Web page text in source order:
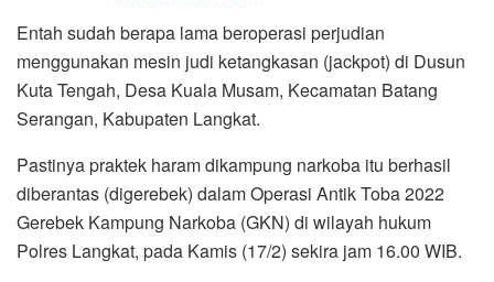
Entah sudah berapa lama beroperasi perjudian
menggunakan mesin judi ketangkasan (jackpot) di Dusun
Kuta Tengah, Desa Kuala Musam, Kecamatan Batang
Serangan, Kabupaten Langkat.
Pastinya praktek haram dikampung narkoba itu berhasil
diberantas (digerebek) dalam Operasi Antik Toba 2022
Gerebek Kampung Narkoba (GKN) di wilayah hukum
Polres Langkat, pada Kamis (17/2) sekira jam 16.00 WIB.